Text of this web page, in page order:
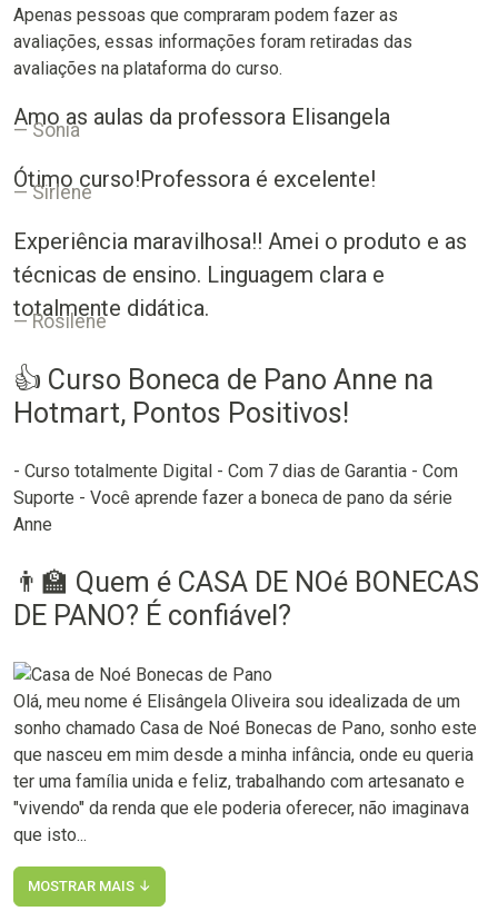
Apenas pessoas que compraram podem fazer as
avaliações, essas informações foram retiradas das
avaliações na plataforma do curso.
Amo as aulas da professora Elisangela
Sonia
Ótimo curso!Professora é excelente!
Sirlene
Experiência maravilhosa!! Amei o produto e as
técnicas de ensino. Linguagem clara e
totalmente didática.
Rosilene
👍 Curso Boneca de Pano Anne na
Hotmart, Pontos Positivos!
- Curso totalmente Digital - Com 7 dias de Garantia - Com
Suporte - Você aprende fazer a boneca de pano da série
Anne
👨‍🏫 Quem é CASA DE NOé BONECAS
DE PANO? É confiável?
Olá, meu nome é Elisângela Oliveira sou idealizada de um
sonho chamado Casa de Noé Bonecas de Pano, sonho este
que nasceu em mim desde a minha infância, onde eu queria
ter uma família unida e feliz, trabalhando com artesanato e
"vivendo" da renda que ele poderia oferecer, não imaginava
que isto...
MOSTRAR MAIS ↓